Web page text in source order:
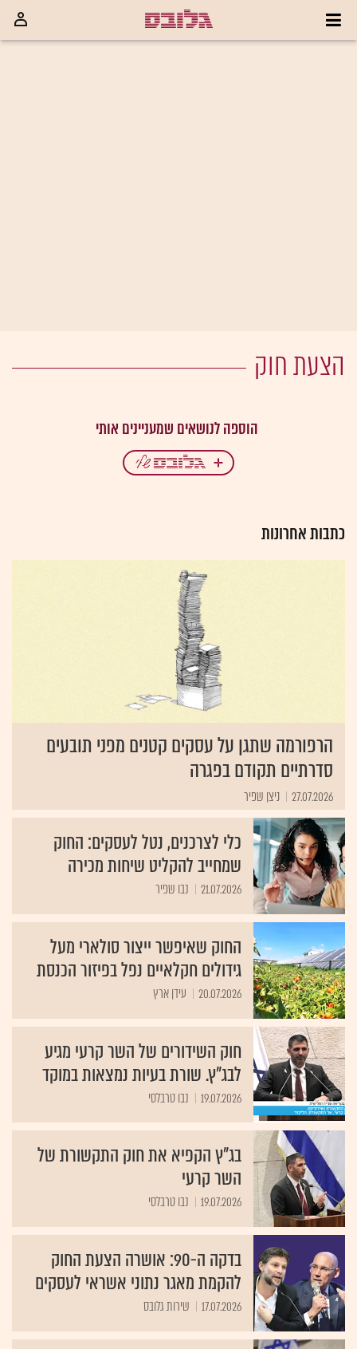
הצעת חוק
כתבות אחרונות
הרפורמה שתגן על עסקים קטנים מפני תובעים
סדרתיים תקודם בפגרה
27.07.2026 ניצן שפיר
כלי לצרכנים, נטל לעסקים: החוק
שמחייב להקליט שיחות מכירה
21.07.2026 נבו שפיר
החוק שאיפשר ייצור סולארי מעל
גידולים חקלאיים נפל בפיזור הכנסת
20.07.2026 עידן ארץ
חוק השידורים של השר קרעי מגיע
לבג"ץ. שורת בעיות נמצאות במוקד
19.07.2026 נבו טרבלסי
בג"ץ הקפיא את חוק התקשורת של
השר קרעי
19.07.2026 נבו טרבלסי
בדקה ה-90: אושרה הצעת החוק
להקמת מאגר נתוני אשראי לעסקים
17.07.2026 שירות גלובס